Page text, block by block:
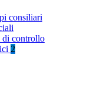
consiliari
di controllo
2